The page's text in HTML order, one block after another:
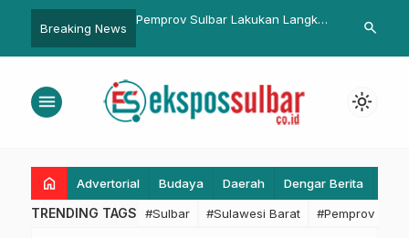
Breaking News
Virus Jembrana
Gerak Cepat Tangani Dugaan
Pemprov Sulbar Pastikan Anak
Bapperida
Kerja 2025,
Anggaran
search
menu light_mode
home Advertorial Budaya Daerah Dengar Berita
TRENDING TAGS #Sulbar #Sulawesi Barat #Pemprov